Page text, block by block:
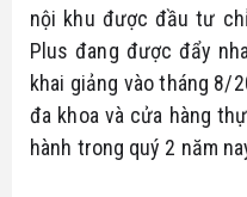
nội khu được đầu tư
Plus đang được đẩy
khai giảng vào tháng 8/
đa khoa và cửa hàng
hành trong quý 2 năm